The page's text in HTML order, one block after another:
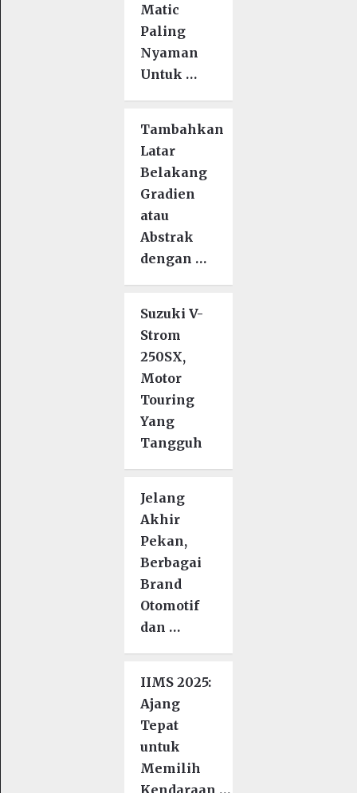
Matic
Paling
Nyaman
Untuk …
Tambahkan
Latar
Belakang
Gradien
atau
Abstrak
dengan …
Suzuki V-
Strom
250SX,
Motor
Touring
Yang
Tangguh
Jelang
Akhir
Pekan,
Berbagai
Brand
Otomotif
dan …
IIMS 2025:
Ajang
Tepat
untuk
Memilih
Kendaraan …